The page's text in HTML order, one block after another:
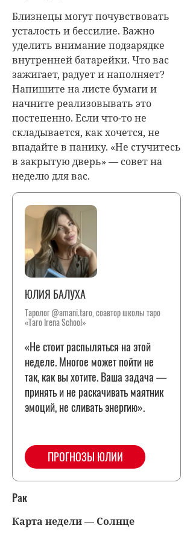
Близнецы могут почувствовать
усталость и бессилие. Важно
уделить внимание подзарядке
внутренней батарейки. Что вас
зажигает, радует и наполняет?
Напишите на листе бумаги и
начните реализовывать это
постепенно. Если что-то не
складывается, как хочется, не
впадайте в панику. «Не стучитесь
в закрытую дверь» — совет на
неделю для вас.
ЮЛИЯ БАЛУХА
Таролог @amani.taro, соавтор школы таро
«Taro Irena School»
«Не стоит распыляться на этой
неделе. Многое может пойти не
так, как вы хотите. Ваша задача —
принять и не раскачивать маятник
эмоций, не сливать энергию».
ПРОГНОЗЫ ЮЛИИ
Рак
Карта недели — Солнце